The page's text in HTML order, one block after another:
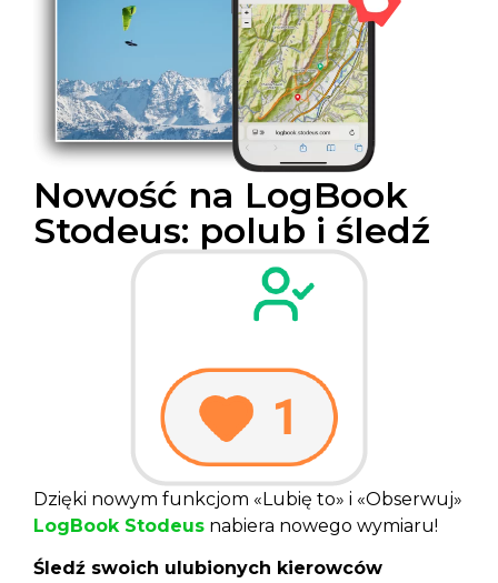
Nowość na LogBook
Stodeus: polub i śledź
Dzięki nowym funkcjom «Lubię to» i «Obserwuj»
LogBook Stodeus nabiera nowego wymiaru!
Śledź swoich ulubionych kierowców